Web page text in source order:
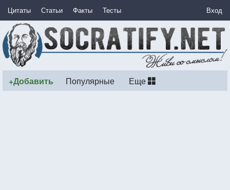
Цитаты Статьи Факты Тесты Вход
+Добавить Популярные Еще